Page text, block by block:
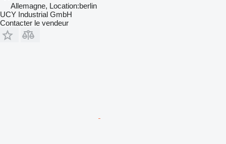
Allemagne, Location:berlin
UCY Industrial GmbH
Contacter le vendeur